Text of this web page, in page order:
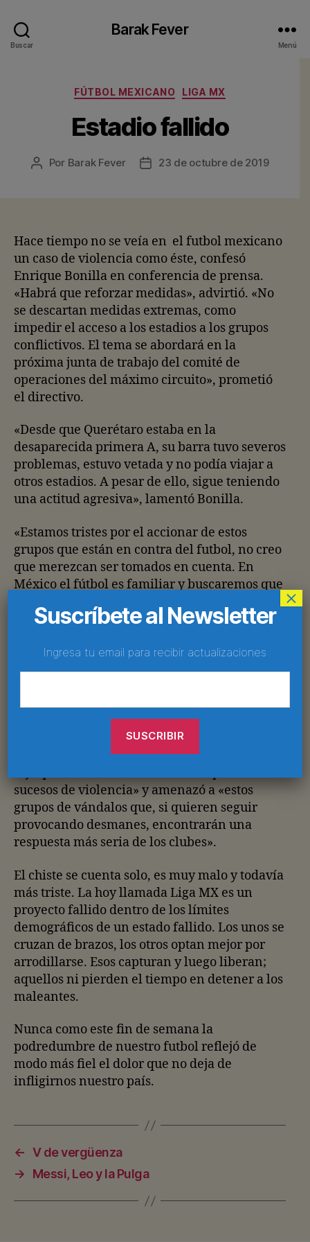
Buscar
Barak Fever
Menú
Categorías
FÚTBOL MEXICANO LIGA MX
Estadio fallido
Autor
Por Barak Fever
Fecha23 de octubre de 2019
Hace tiempo no se veía en el futbol mexicano
un caso de violencia como éste, confesó
Enrique Bonilla en conferencia de prensa.
«Habrá que reforzar medidas», advirtió. «No
se descartan medidas extremas, como
impedir el acceso a los estadios a los grupos
conflictivos. El tema se abordará en la
próxima junta de trabajo del comité de
operaciones del máximo circuito», prometió
el directivo.
«Desde que Querétaro estaba en la
desaparecida primera A, su barra tuvo severos
problemas, estuvo vetada y no podía viajar a
otros estadios. A pesar de ello, sigue teniendo
una actitud agresiva», lamentó Bonilla.
«Estamos tristes por el accionar de estos
grupos que están en contra del futbol, no creo
que merezcan ser tomados en cuenta. En
México el fútbol es familiar y buscaremos que
pseudoaficionados tienen que recapacitar y
finalizó Bonilla 10 años antes de los tiempos
del fuchi, guácala… piensen en sus
Sí. Las declaraciones del entonces director de
la FMF y hoy presidente de la Liga MX
corresponden al 29 de marzo de 2010, cuando
sucesos de violencia» y amenazó a «estos
grupos de vándalos que, si quieren seguir
provocando desmanes, encontrarán una
respuesta más seria de los clubes».
El chiste se cuenta solo, es muy malo y todavía
más triste. La hoy llamada Liga MX es un
proyecto fallido dentro de los límites
demográficos de un estado fallido. Los unos se
cruzan de brazos, los otros optan mejor por
arrodillarse. Esos capturan y luego liberan;
aquellos ni pierden el tiempo en detener a los
maleantes.
Nunca como este fin de semana la
podredumbre de nuestro futbol reflejó de
modo más fiel el dolor que no deja de
infligirnos nuestro país.
← V de vergüenza
→
Messi, Leo y la Pulga
Suscríbete al Newsletter
Ingresa tu email para recibir actualizaciones
×